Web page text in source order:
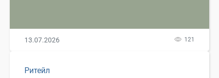
13.07.2026 121
Ритейл